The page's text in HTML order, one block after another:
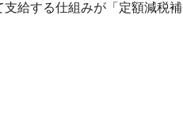
給する仕組みが「定額減税補